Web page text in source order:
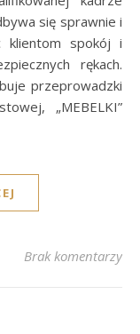
się sprawnie i
klientom spokój i
rękach.
przeprowadzki
„MEBELKI”
Brak komentarzy